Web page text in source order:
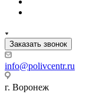
Заказать звонок
info@polivcentr.ru
г. Воронеж